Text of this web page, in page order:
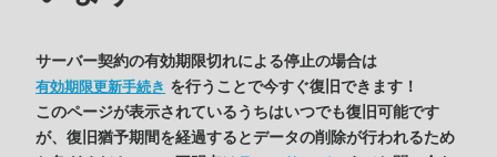
サーバー契約の有効期限切れによる停止の場合は
有効期限更新手続き を行うことで今すぐ復旧できます！
このページが表示されているうちはいつでも復旧可能です
が、復旧猶予期間を経過するとデータの削除が行われるため